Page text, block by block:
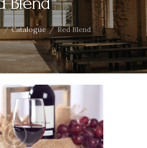
Catalogue Red Blend